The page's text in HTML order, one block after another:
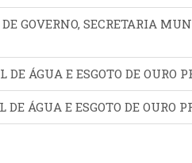
GOVERNO, SECRETARIA
ÁGUA E ESGOTO DE OURO
ÁGUA E ESGOTO DE OURO